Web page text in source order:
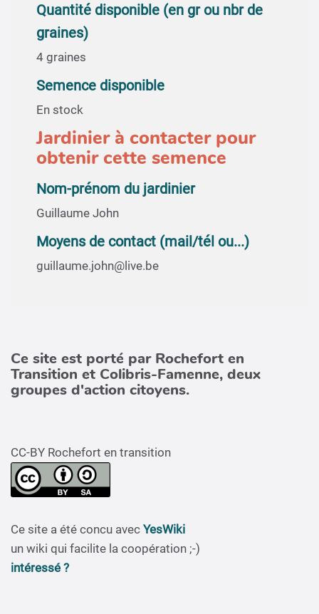
Quantité disponible (en gr ou nbr de
graines)
4 graines
Semence disponible
En stock
Jardinier à contacter pour
obtenir cette semence
Nom-prénom du jardinier
Guillaume John
Moyens de contact (mail/tél ou...)
guillaume.john@live.be
Ce site est porté par Rochefort en
Transition et Colibris-Famenne, deux
groupes d'action citoyens.
CC-BY Rochefort en transition
Ce site a été concu avec YesWiki
un wiki qui facilite la coopération ;-)
intéressé ?